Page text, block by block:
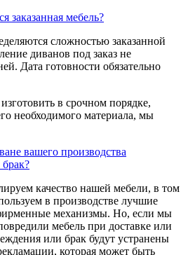
заказанная мебель?
сложностью заказанной
диванов под заказ не
Дата готовности обязательно
в срочном порядке,
необходимого материала, мы
вашего производства
качество нашей мебели, в том
в производстве лучшие
механизмы. Но, если мы
мебель при доставке или
или брак будут устранены
которая может быть